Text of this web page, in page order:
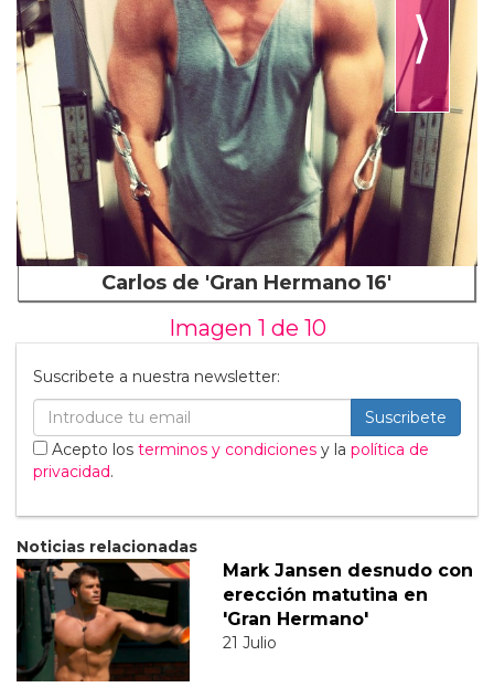
⟩
Carlos de 'Gran Hermano 16'
Imagen 1 de 10
Suscribete a nuestra newsletter:
Suscribete
Acepto los terminos y condiciones y la política de
privacidad.
Noticias relacionadas
Mark Jansen desnudo con
erección matutina en
'Gran Hermano'
21 Julio